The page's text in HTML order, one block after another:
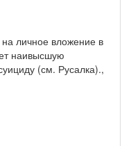
личное вложение в
наивысшую
(см. Русалка).,